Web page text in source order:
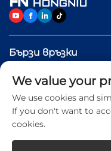
Бързи връзки
ПРОДУКТИ
Свържете се с нас
We value your
We use cookies and
If you don't want to
cookies.